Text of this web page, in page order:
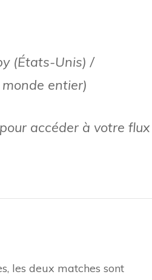
(États-Unis) /
entier)
accéder à votre flux
les deux matches sont